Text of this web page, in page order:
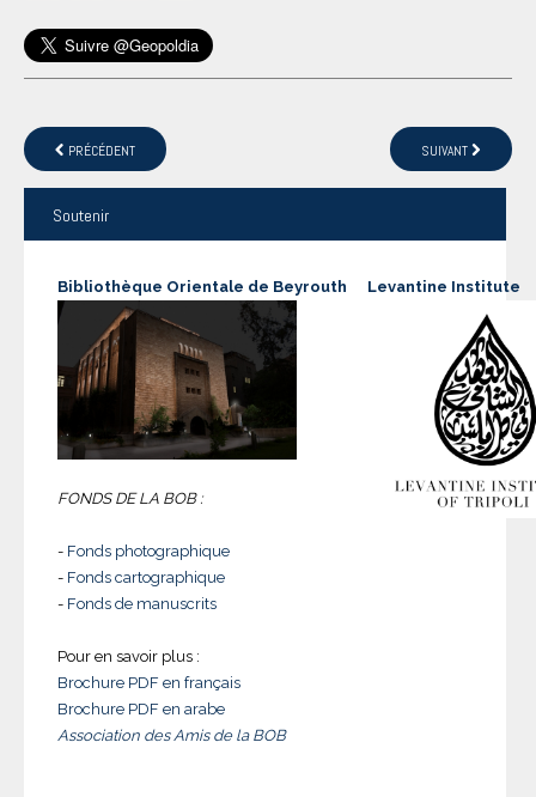
PRÉCÉDENT SUIVANT
Soutenir
Bibliothèque Orientale de Beyrouth
FONDS DE LA BOB :
- Fonds photographique
- Fonds cartographique
- Fonds de manuscrits
Pour en savoir plus :
Brochure PDF en français
Brochure PDF en arabe
Association des Amis de la BOB
Levantine Institute